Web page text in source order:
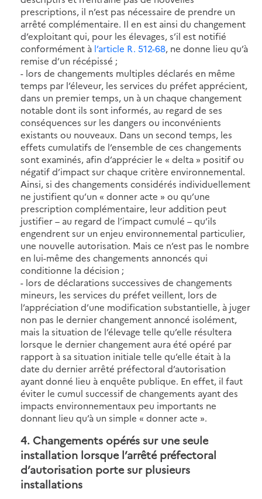
prescriptions, il n’est pas nécessaire de prendre un
arrêté complémentaire. Il en est ainsi du changement
d’exploitant qui, pour les élevages, s’il est notifié
conformément à l’article R. 512-68, ne donne lieu qu’à
remise d’un récépissé ;
- lors de changements multiples déclarés en même
temps par l’éleveur, les services du préfet apprécient,
dans un premier temps, un à un chaque changement
notable dont ils sont informés, au regard de ses
conséquences sur les dangers ou inconvénients
existants ou nouveaux. Dans un second temps, les
effets cumulatifs de l’ensemble de ces changements
sont examinés, afin d’apprécier le « delta » positif ou
négatif d’impact sur chaque critère environnemental.
Ainsi, si des changements considérés individuellement
ne justifient qu’un « donner acte » ou qu’une
prescription complémentaire, leur addition peut
justifier – au regard de l’impact cumulé – qu’ils
engendrent sur un enjeu environnemental particulier,
une nouvelle autorisation. Mais ce n’est pas le nombre
en lui-même des changements annoncés qui
conditionne la décision ;
- lors de déclarations successives de changements
mineurs, les services du préfet veillent, lors de
l’appréciation d’une modification substantielle, à juger
non pas le dernier changement annoncé isolément,
mais la situation de l’élevage telle qu’elle résultera
lorsque le dernier changement aura été opéré par
rapport à sa situation initiale telle qu’elle était à la
date du dernier arrêté préfectoral d’autorisation
ayant donné lieu à enquête publique. En effet, il faut
éviter le cumul successif de changements ayant des
impacts environnementaux peu importants ne
donnant lieu qu’à un simple « donner acte ».
4. Changements opérés sur une seule
installation lorsque l’arrêté préfectoral
d’autorisation porte sur plusieurs
installations